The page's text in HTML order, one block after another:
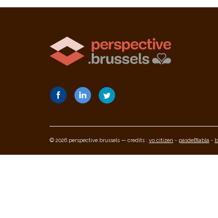
© 2026 perspective.brussels — credits : vo citizen - pasdeBlabla -